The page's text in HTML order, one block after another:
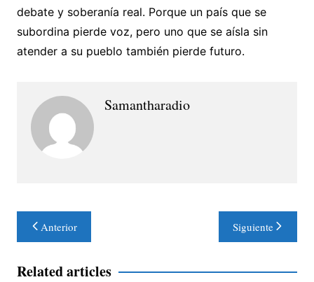
debate y soberanía real. Porque un país que se
subordina pierde voz, pero uno que se aísla sin
atender a su pueblo también pierde futuro.
Samantharadio
Navegación
de
entradas
Anterior Siguiente
Related articles